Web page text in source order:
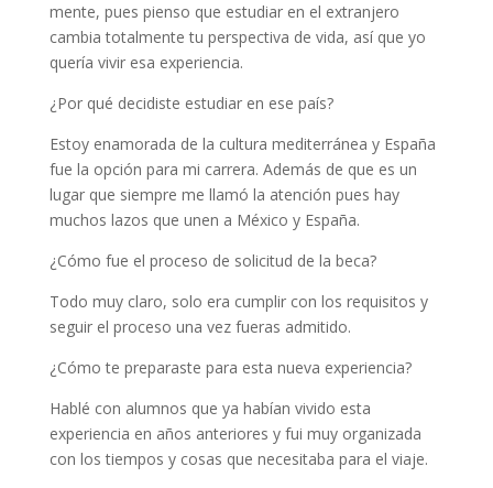
mente, pues pienso que estudiar en el extranjero
cambia totalmente tu perspectiva de vida, así que yo
quería vivir esa experiencia.
¿Por qué decidiste estudiar en ese país?
Estoy enamorada de la cultura mediterránea y España
fue la opción para mi carrera. Además de que es un
lugar que siempre me llamó la atención pues hay
muchos lazos que unen a México y España.
¿Cómo fue el proceso de solicitud de la beca?
Todo muy claro, solo era cumplir con los requisitos y
seguir el proceso una vez fueras admitido.
¿Cómo te preparaste para esta nueva experiencia?
Hablé con alumnos que ya habían vivido esta
experiencia en años anteriores y fui muy organizada
con los tiempos y cosas que necesitaba para el viaje.